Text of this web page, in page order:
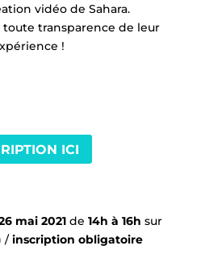
vidéo de Sahara.
transparence de leur
!
ICI
mai 2021 de14h à 16h sur
/inscription obligatoire